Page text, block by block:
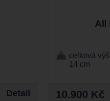
Detail
All
celková
14 cm
10.900 Kč